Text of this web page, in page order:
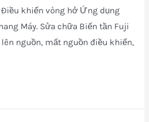
khiển vòng hở Ứng dụng
Máy. Sửa chữa Biến tần Fuji
nguồn, mất nguồn điều khiển,